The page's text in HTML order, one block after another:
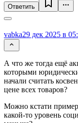
Ответить
vabka29 дек 2025 в
А что же тогда ещё
которыми
начали считать
цене всех товаров?
Можно кстати пример
какой-то уровень